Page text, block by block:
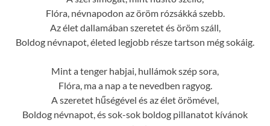
Flóra, névnapodon az öröm rózsákká szebb.
Az élet dallamában szeretet és öröm száll,
Boldog névnapot, életed legjobb része tartson még sokáig.
Mint a tenger habjai, hullámok szép sora,
Flóra, ma a nap a te nevedben ragyog.
A szeretet hűségével és az élet örömével,
Boldog névnapot, és sok-sok boldog pillanatot kívánok